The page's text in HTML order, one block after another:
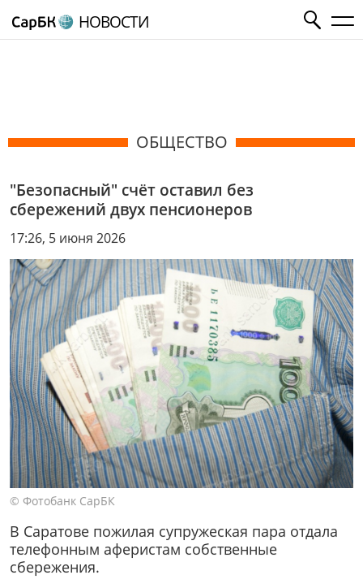
НОВОСТИ
ОБЩЕСТВО
"Безопасный" счёт оставил без
сбережений двух пенсионеров
17:26, 5 июня 2026
© Фотобанк СарБК
В Саратове пожилая супружеская пара отдала
телефонным аферистам собственные
сбережения.